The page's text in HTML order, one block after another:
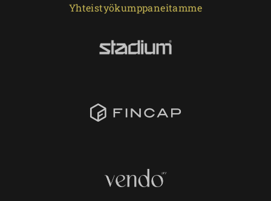
Yhteistyökumppaneitamme